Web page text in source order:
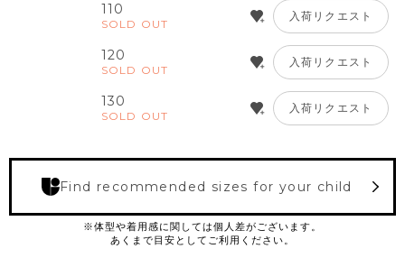
110
SOLD OUT
入荷リクエスト
120
SOLD OUT
入荷リクエスト
130
SOLD OUT
入荷リクエスト
Find recommended sizes for your child